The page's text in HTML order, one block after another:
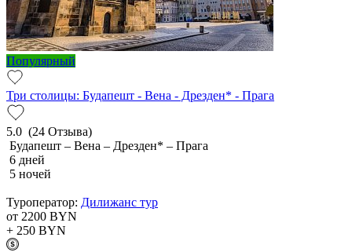
Популярный
Три столицы: Будапешт - Вена - Дрезден* - Прага
5.0 (24 Отзыва)
Будапешт – Вена – Дрезден* – Прага
6 дней
5 ночей
Туроператор: Дилижанс тур
от 2200 BYN
+ 250 BYN